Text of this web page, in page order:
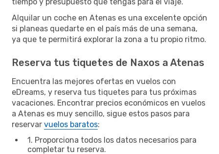
Alquilar un coche en Atenas es una excelente opción
si planeas quedarte en el país más de una semana,
ya que te permitirá explorar la zona a tu propio ritmo.
Reserva tus tiquetes de Naxos a Atenas
Encuentra las mejores ofertas en vuelos con
eDreams, y reserva tus tiquetes para tus próximas
vacaciones. Encontrar precios económicos en vuelos
a Atenas es muy sencillo, sigue estos pasos para
reservar vuelos baratos:
1. Proporciona todos los datos necesarios para
completar tu reserva.